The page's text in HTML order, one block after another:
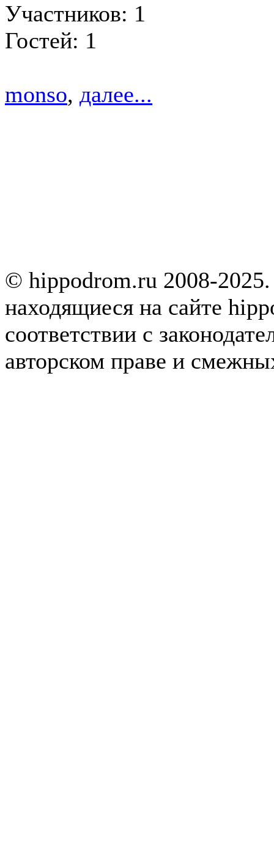
Участников: 1
Гостей: 1
monso, далее...
© hippodrom.ru 2008-
находящиеся на сайте
соответствии с
авторском праве и